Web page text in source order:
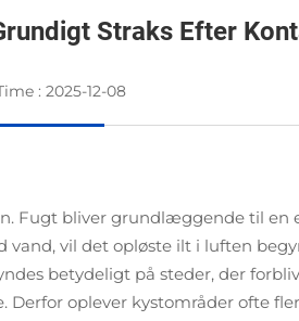
Straks Efter
: 2025-12-08
Fugt bliver grundlæggende til
vil det opløste ilt i luften
betydeligt på steder, der
oplever kystområder ofte